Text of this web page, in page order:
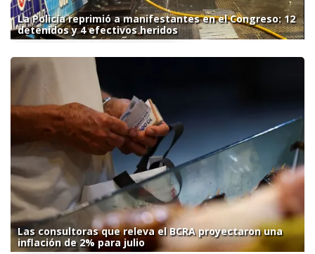
La Policía reprimió a manifestantes en el Congreso: 12
detenidos y 4 efectivos heridos
Las consultoras que releva el BCRA proyectaron una
inflación de 2% para julio